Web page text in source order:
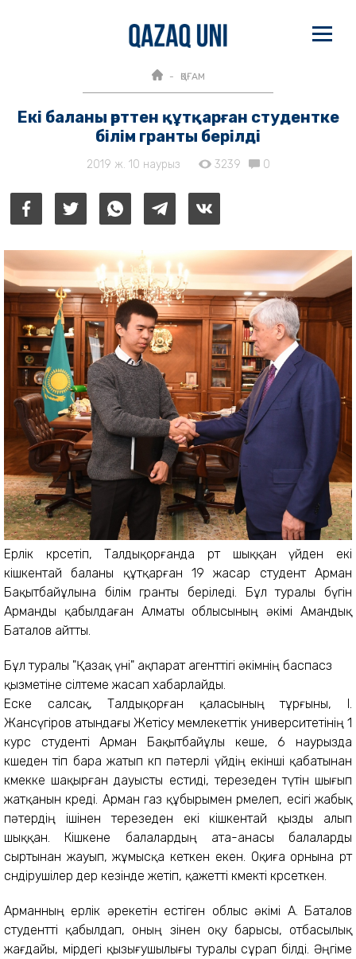
ҚОҒАМ
Екі баланы өрттен құтқарған студентке
білім гранты берілді
2019 ж. 10 наурыз 3239 0
Ерлік көрсетіп, Талдықорғанда өрт шыққан үйден екі
кішкентай баланы құтқарған 19 жасар студент Арман
Бақытбайұлына білім гранты беріледі. Бұл туралы бүгін
Арманды қабылдаған Алматы облысының әкімі Амандық
Баталов айтты.
Бұл туралы "Қазақ үні" ақпарат агенттігі әкімнің баспасөз
қызметіне сілтеме жасап хабарлайды.
Еске салсақ, Талдықорған қаласының тұрғыны, І.
Жансүгіров атындағы Жетісу мемлекеттік университетінің 1
курс студенті Арман Бақытбайұлы кеше, 6 наурызда
көшеден өтіп бара жатып көп пәтерлі үйдің екінші қабатынан
көмекке шақырған дауысты естиді, терезеден түтін шығып
жатқанын көреді. Арман газ құбырымен өрмелеп, есігі жабық
пәтердің ішінен терезеден екі кішкентай қызды алып
шыққан. Кішкене балалардың ата-анасы балаларды
сыртынан жауып, жұмысқа кеткен екен. Оқиға орнына өрт
сөндірушілер дер кезінде жетіп, қажетті көмекті көрсеткен.
Арманның ерлік әрекетін естіген облыс әкімі А. Баталов
студентті қабылдап, оның өзінен оқу барысы, отбасылық
жағдайы, өмірдегі қызығушылығы туралы сұрап білді. Әңгіме